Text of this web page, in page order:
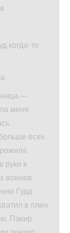
когда-то
меня
всех
руки к
воинов
Гуда.
в плен
Пакир